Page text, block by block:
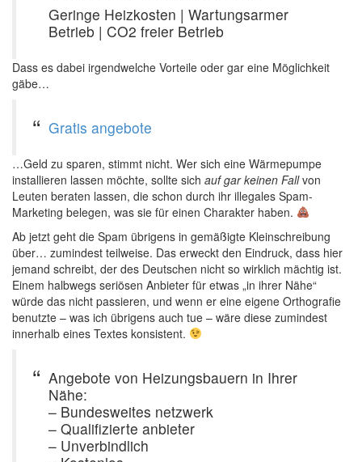
Geringe Heizkosten | Wartungsarmer
Betrieb | CO2 freier Betrieb
Dass es dabei irgendwelche Vorteile oder gar eine Möglichkeit
gäbe…
Gratis angebote
…Geld zu sparen, stimmt nicht. Wer sich eine Wärmepumpe
installieren lassen möchte, sollte sich auf gar keinen Fallvon
Leuten beraten lassen, die schon durch ihr illegales Spam-
Marketing belegen, was sie für einen Charakter haben.
Ab jetzt geht die Spam übrigens in gemäßigte Kleinschreibung
über… zumindest teilweise. Das erweckt den Eindruck, dass hier
jemand schreibt, der des Deutschen nicht so wirklich mächtig ist.
Einem halbwegs seriösen Anbieter für etwas „in ihrer Nähe“
würde das nicht passieren, und wenn er eine eigene Orthografie
benutzte – was ich übrigens auch tue – wäre diese zumindest
innerhalb eines Textes konsistent.
Angebote von Heizungsbauern in Ihrer
Nähe:
– Bundesweites netzwerk
– Qualifizierte anbieter
– Unverbindlich